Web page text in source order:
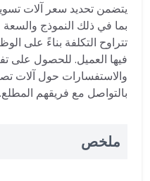
يتضمن تحديد سعر آلات
بما في ذلك النموذج
تتراوح التكلفة بناءً على
فيها العميل. للحصول على
بالتواصل مع فريقهم المطلع.
ملخص